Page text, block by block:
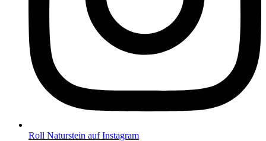
Roll Naturstein auf Instagram